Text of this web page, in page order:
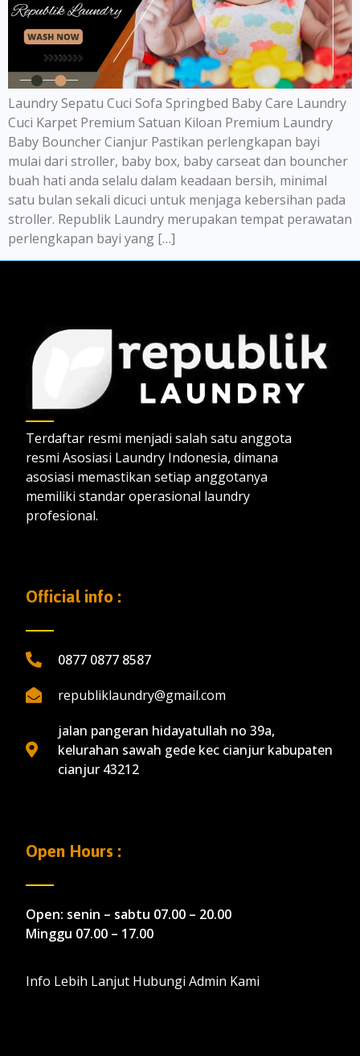
Laundry Sepatu Cuci Sofa Springbed Baby Care Laundry
Cuci Karpet Premium Satuan Kiloan Premium Laundry
Baby Bouncher Cianjur Pastikan perlengkapan bayi
mulai dari stroller, baby box, baby carseat dan bouncher
buah hati anda selalu dalam keadaan bersih, minimal
satu bulan sekali dicuci untuk menjaga kebersihan pada
stroller. Republik Laundry merupakan tempat perawatan
perlengkapan bayi yang […]
Terdaftar resmi menjadi salah satu anggota
resmi Asosiasi Laundry Indonesia, dimana
asosiasi memastikan setiap anggotanya
memiliki standar operasional laundry
profesional.
Official info :
0877 0877 8587
republiklaundry@gmail.com
jalan pangeran hidayatullah no 39a,
kelurahan sawah gede kec cianjur kabupaten
cianjur 43212
Open Hours :
Open: senin – sabtu 07.00 – 20.00
Minggu 07.00 – 17.00
Info Lebih Lanjut Hubungi Admin Kami